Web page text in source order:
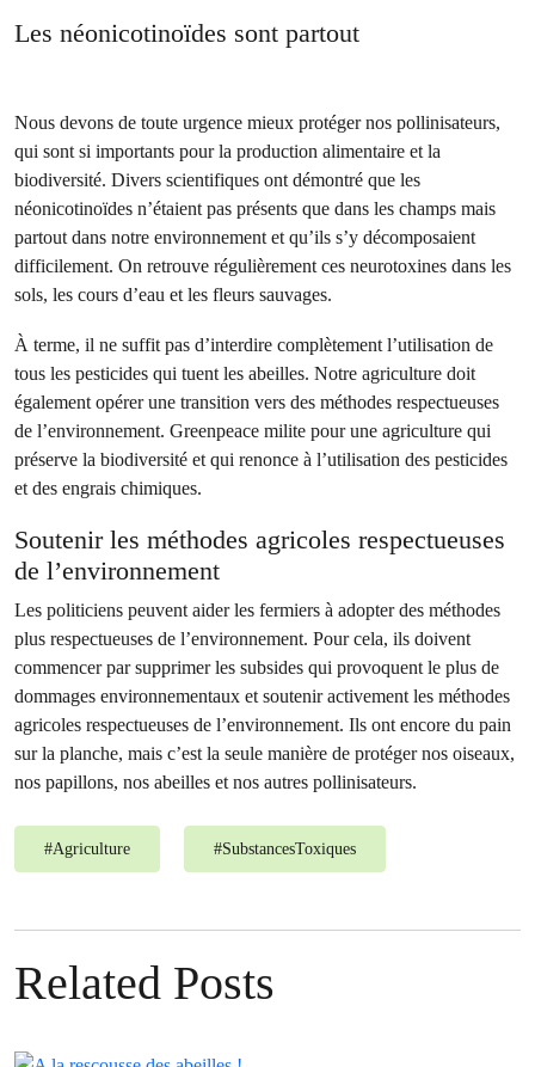
Les néonicotinoïdes sont partout
Nous devons de toute urgence mieux protéger nos pollinisateurs,
qui sont si importants pour la production alimentaire et la
biodiversité. Divers scientifiques ont démontré que les
néonicotinoïdes n’étaient pas présents que dans les champs mais
partout dans notre environnement et qu’ils s’y décomposaient
difficilement. On retrouve régulièrement ces neurotoxines dans les
sols, les cours d’eau et les fleurs sauvages.
À terme, il ne suffit pas d’interdire complètement l’utilisation de
tous les pesticides qui tuent les abeilles. Notre agriculture doit
également opérer une transition vers des méthodes respectueuses
de l’environnement. Greenpeace milite pour une agriculture qui
préserve la biodiversité et qui renonce à l’utilisation des pesticides
et des engrais chimiques.
Soutenir les méthodes agricoles respectueuses
de l’environnement
Les politiciens peuvent aider les fermiers à adopter des méthodes
plus respectueuses de l’environnement. Pour cela, ils doivent
commencer par supprimer les subsides qui provoquent le plus de
dommages environnementaux et soutenir activement les méthodes
agricoles respectueuses de l’environnement. Ils ont encore du pain
sur la planche, mais c’est la seule manière de protéger nos oiseaux,
nos papillons, nos abeilles et nos autres pollinisateurs.
#Agriculture #SubstancesToxiques
Related Posts